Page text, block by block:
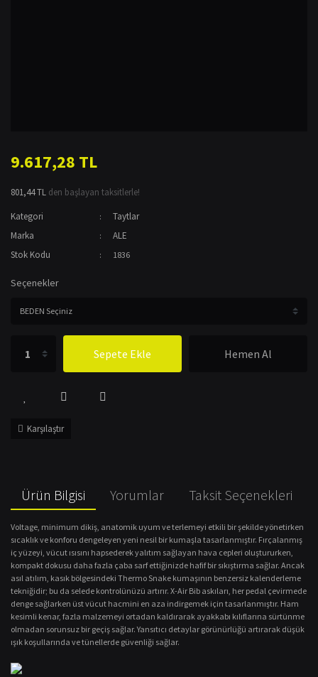
9.617,28 TL
801,44 TL den başlayan taksitlerle!
Kategori
Taytlar
Marka
ALE
Stok Kodu
1836
Seçenekler
Sepete Ekle Hemen Al
Karşılaştır
Ürün Bilgisi Yorumlar Taksit Seçenekleri
Voltage, minimum dikiş, anatomik uyum ve terlemeyi etkili bir şekilde yönetirken
sıcaklık ve konforu dengeleyen yeni nesil bir kumaşla tasarlanmıştır. Fırçalanmış
iç yüzeyi, vücut ısısını hapsederek yalıtım sağlayan hava cepleri oluştururken,
kompakt dokusu daha fazla çaba sarf ettiğinizde hafif bir sıkıştırma sağlar. Ancak
asıl atılım, kasık bölgesindeki Thermo Snake kumaşının benzersiz kalenderleme
tekniğidir; bu da selede kontrolünüzü artırır. X-Air Bib askıları, her pedal çevirmede
denge sağlarken üst vücut hacmini en aza indirgemek için tasarlanmıştır. Ham
kesimli kenar, fazla malzemeyi ortadan kaldırarak ayakkabı kılıflarına sürtünme
olmadan sorunsuz bir geçiş sağlar. Yansıtıcı detaylar görünürlüğü artırarak düşük
ışık koşullarında ve tünellerde güvenliği sağlar.